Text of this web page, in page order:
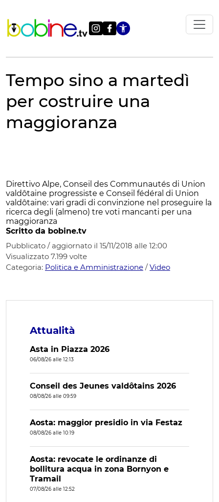
contenuto
Apri le
Tempo sino a martedì
per costruire una
maggioranza
Direttivo Alpe, Conseil des Communautés di Union
valdôtaine progressiste e Conseil fédéral di Union
valdôtaine: vari gradi di convinzione nel proseguire la
ricerca degli (almeno) tre voti mancanti per una
maggioranza
Scritto da bobine.tv
Pubblicato / aggiornato il 15/11/2018 alle 12:00
Visualizzato 7.199 volte
Categoria: Politica e Amministrazione /Video
Attualità
Asta in Piazza 2026
06/08/26 alle 12:13
Conseil des Jeunes valdôtains 2026
08/08/26 alle 09:59
Aosta: maggior presidio in via Festaz
08/08/26 alle 10:19
Aosta: revocate le ordinanze di
bollitura acqua in zona Bornyon e
Tramail
07/08/26 alle 12:52